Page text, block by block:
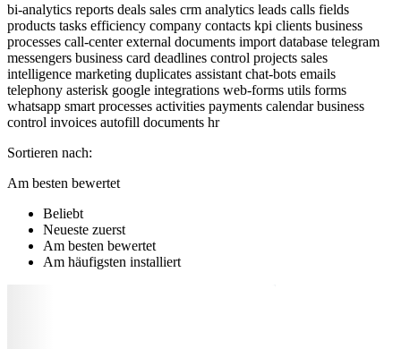
bi-analytics reports deals sales crm analytics leads calls fields
products tasks efficiency company contacts kpi clients business
processes call-center external documents import database telegram
messengers business card deadlines control projects sales
intelligence marketing duplicates assistant chat-bots emails
telephony asterisk google integrations web-forms utils forms
whatsapp smart processes activities payments calendar business
control invoices autofill documents hr
Sortieren nach:
Am besten bewertet
Beliebt
Neueste zuerst
Am besten bewertet
Am häufigsten installiert